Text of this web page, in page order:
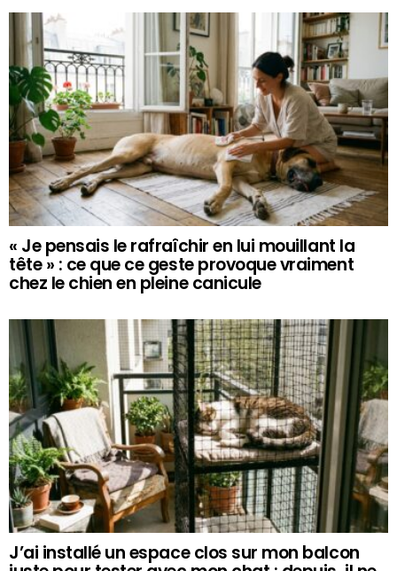
« Je pensais le rafraîchir en lui mouillant la
tête » : ce que ce geste provoque vraiment
chez le chien en pleine canicule
J’ai installé un espace clos sur mon balcon